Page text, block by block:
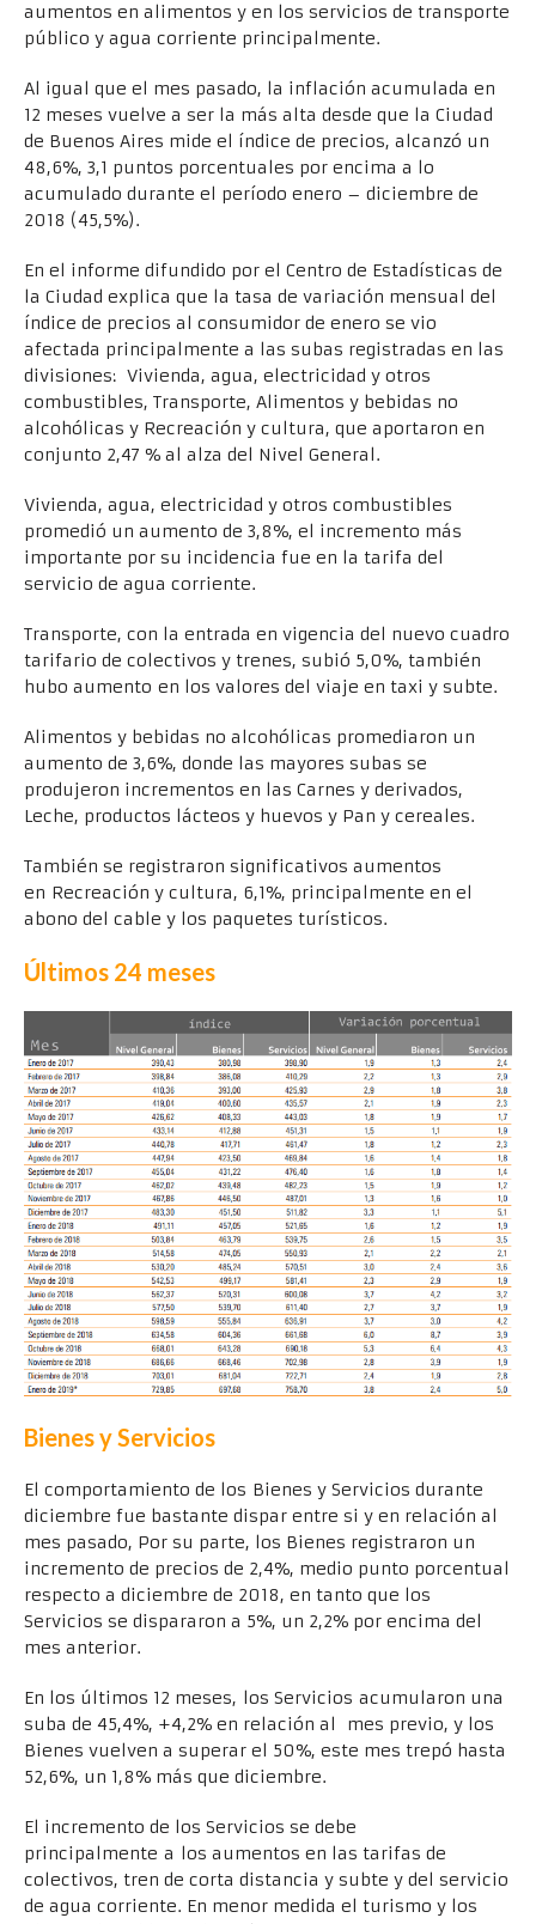
aumentos en alimentos y en los servicios de transporte
público y agua corriente principalmente.
Al igual que el mes pasado, la inflación acumulada en
12 meses vuelve a ser la más alta desde que la Ciudad
de Buenos Aires mide el índice de precios, alcanzó un
48,6%, 3,1 puntos porcentuales por encima a lo
acumulado durante el período enero – diciembre de
2018 (45,5%).
En el informe difundido por el Centro de Estadísticas de
la Ciudad explica que la tasa de variación mensual del
índice de precios al consumidor de enero se vio
afectada principalmente a las subas registradas en las
divisiones: Vivienda, agua, electricidad y otros
combustibles, Transporte, Alimentos y bebidas no
alcohólicas y Recreación y cultura, que aportaron en
conjunto 2,47 % al alza del Nivel General.
Vivienda, agua, electricidad y otros combustibles
promedió un aumento de 3,8%, el incremento más
importante por su incidencia fue en la tarifa del
servicio de agua corriente.
Transporte, con la entrada en vigencia del nuevo cuadro
tarifario de colectivos y trenes, subió 5,0%, también
hubo aumento en los valores del viaje en taxi y subte.
Alimentos y bebidas no alcohólicas promediaron un
aumento de 3,6%, donde las mayores subas se
produjeron incrementos en las Carnes y derivados,
Leche, productos lácteos y huevos y Pan y cereales.
También se registraron significativos aumentos
en Recreación y cultura, 6,1%, principalmente en el
abono del cable y los paquetes turísticos.
Últimos 24 meses
Bienes y Servicios
El comportamiento de los Bienes y Servicios durante
diciembre fue bastante dispar entre si y en relación al
mes pasado, Por su parte, los Bienes registraron un
incremento de precios de 2,4%, medio punto porcentual
respecto a diciembre de 2018, en tanto que los
Servicios se dispararon a 5%, un 2,2% por encima del
mes anterior.
En los últimos 12 meses, los Servicios acumularon una
suba de 45,4%, +4,2% en relación al mes previo, y los
Bienes vuelven a superar el 50%, este mes trepó hasta
52,6%, un 1,8% más que diciembre.
El incremento de los Servicios se debe
principalmente a los aumentos en las tarifas de
colectivos, tren de corta distancia y subte y del servicio
de agua corriente. En menor medida el turismo y los